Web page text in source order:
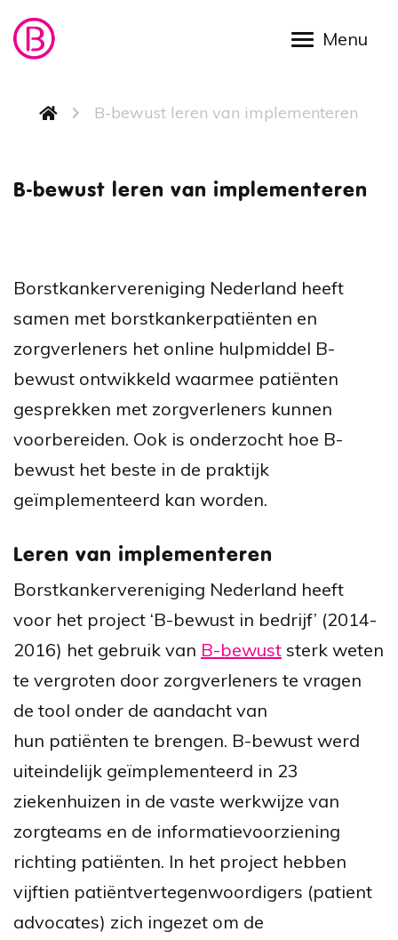
Skip to main content
BreadcrumbB-bewust leren van implementeren
B-bewust leren van implementeren
Borstkankervereniging Nederland heeft
samen met borstkankerpatiënten en
zorgverleners het online hulpmiddel B-
bewust ontwikkeld waarmee patiënten
gesprekken met zorgverleners kunnen
voorbereiden. Ook is onderzocht hoe B-
bewust het beste in de praktijk
geïmplementeerd kan worden.
Leren van implementeren
Borstkankervereniging Nederland heeft
voor het project ‘B-bewust in bedrijf’ (2014-
2016) het gebruik van B-bewust sterk weten
te vergroten door zorgverleners te vragen
de tool onder de aandacht van
hun patiënten te brengen. B-bewust werd
uiteindelijk geïmplementeerd in 23
ziekenhuizen in de vaste werkwijze van
zorgteams en de informatievoorziening
richting patiënten. In het project hebben
vijftien patiëntvertegenwoordigers (patient
advocates) zich ingezet om de